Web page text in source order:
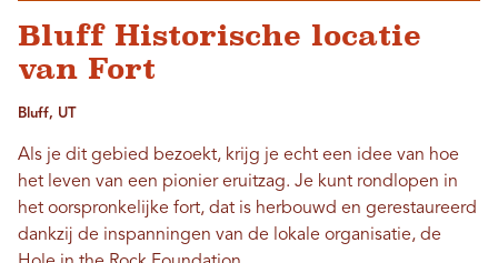
Bluff Historische locatie
van Fort
Bluff, UT
Als je dit gebied bezoekt, krijg je echt een idee van hoe
het leven van een pionier eruitzag. Je kunt rondlopen in
het oorspronkelijke fort, dat is herbouwd en gerestaureerd
dankzij de inspanningen van de lokale organisatie, de